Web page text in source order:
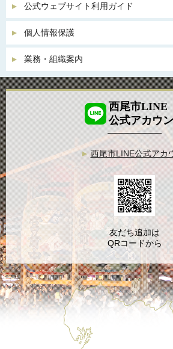
公式ウェブサイト利用ガイド
個人情報保護
業務・組織案内
西尾市LINE
公式アカウ
西尾市LINE公式アカ
友だち追加は
QRコードから